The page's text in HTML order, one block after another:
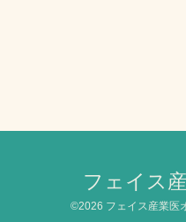
フェイス
©2026 フェイス産業医